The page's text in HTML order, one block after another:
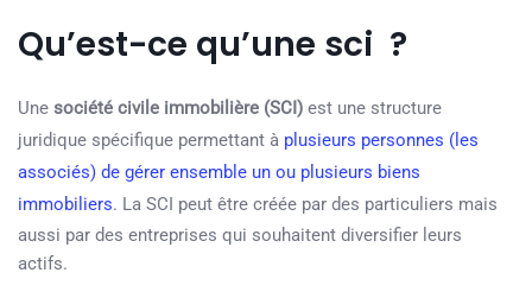
Qu’est-ce qu’une sci ?
Une société civile immobilière (SCI) est une structure
juridique spécifique permettant à plusieurs personnes (les
associés) de gérer ensemble un ou plusieurs biens
immobiliers. La SCI peut être créée par des particuliers mais
aussi par des entreprises qui souhaitent diversifier leurs
actifs.